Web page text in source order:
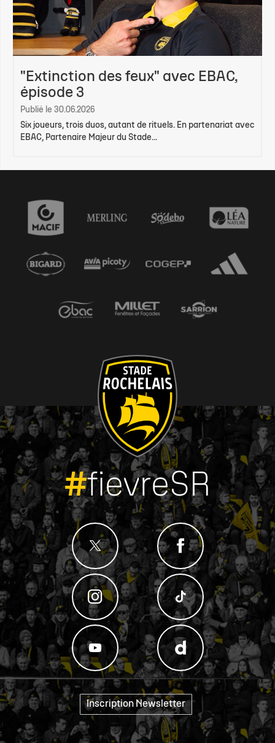
"Extinction des feux" avec EBAC,
épisode 3
Publié le 30.06.2026
Six joueurs, trois duos, autant de rituels. En partenariat avec
EBAC, Partenaire Majeur du Stade...
#fievreSR
Inscription Newsletter "